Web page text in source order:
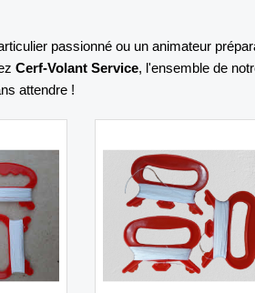
passionné ou un animateur
Cerf-Volant Service, l'ensemble de
attendre !